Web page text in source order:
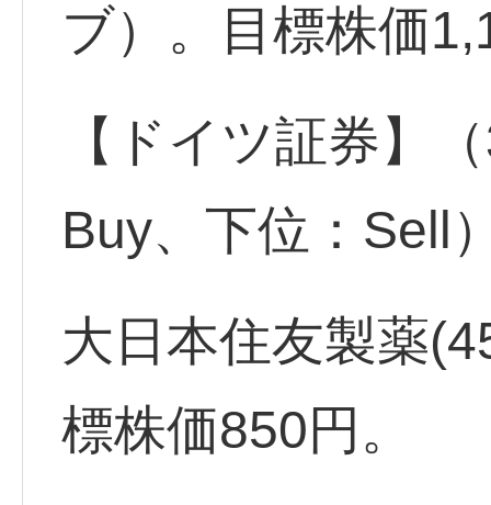
ブ）。目標株価
【ドイツ証券】
Buy、下位：
大日本住友製薬
標株価850円。